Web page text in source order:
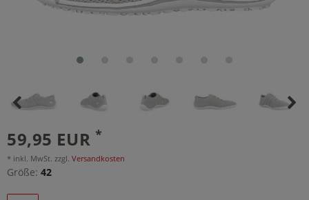
59,95 EUR *
* inkl. MwSt. zzgl. Versandkosten
Größe: 42